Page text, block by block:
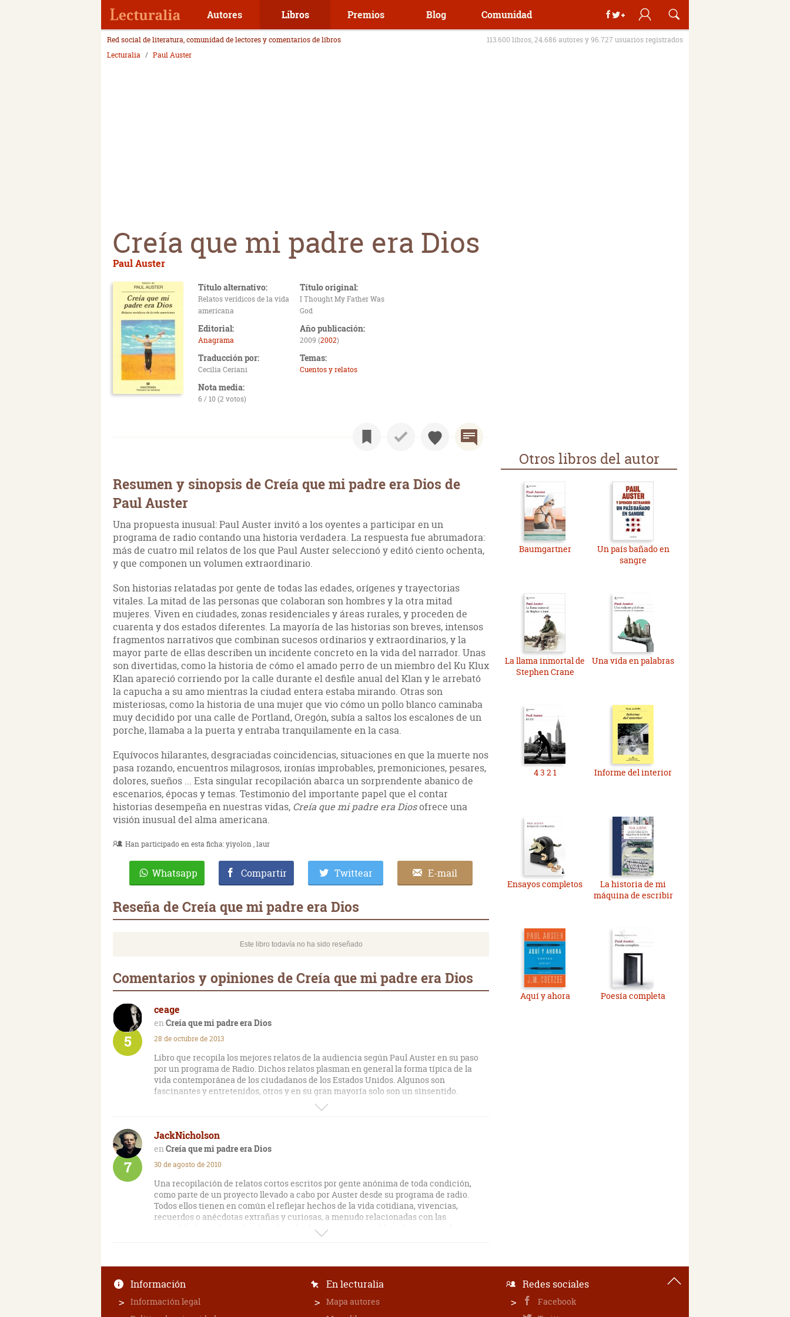
Autores Libros Premios Blog Comunidad
Red social de literatura, comunidad de lectores y comentarios de libros
113.600 libros, 24.686 autores y 96.727 usuarios registrados
Lecturalia
Paul Auster
Creía que mi padre era Dios
Paul Auster
Título alternativo:
Relatos verídicos de la vida
americana
Título original:
I Thought My Father Was
God
Editorial:
Anagrama
Año publicación:
2009 (2002)
Traducción por:
Cecilia Ceriani
Temas:
Cuentos y relatos
Nota media:
6 / 10 (2 votos)
Resumen y sinopsis de Creía que mi padre era Dios de
Paul Auster
Una propuesta inusual: Paul Auster invitó a los oyentes a participar en un
programa de radio contando una historia verdadera. La respuesta fue abrumadora:
más de cuatro mil relatos de los que Paul Auster seleccionó y editó ciento ochenta,
y que componen un volumen extraordinario.
Son historias relatadas por gente de todas las edades, orígenes y trayectorias
vitales. La mitad de las personas que colaboran son hombres y la otra mitad
mujeres. Viven en ciudades, zonas residenciales y áreas rurales, y proceden de
cuarenta y dos estados diferentes. La mayoría de las historias son breves, intensos
fragmentos narrativos que combinan sucesos ordinarios y extraordinarios, y la
mayor parte de ellas describen un incidente concreto en la vida del narrador. Unas
son divertidas, como la historia de cómo el amado perro de un miembro del Ku Klux
Klan apareció corriendo por la calle durante el desfile anual del Klan y le arrebató
la capucha a su amo mientras la ciudad entera estaba mirando. Otras son
misteriosas, como la historia de una mujer que vio cómo un pollo blanco caminaba
muy decidido por una calle de Portland, Oregón, subía a saltos los escalones de un
porche, llamaba a la puerta y entraba tranquilamente en la casa.
Equívocos hilarantes, desgraciadas coincidencias, situaciones en que la muerte nos
pasa rozando, encuentros milagrosos, ironías improbables, premoniciones, pesares,
dolores, sueños ... Esta singular recopilación abarca un sorprendente abanico de
escenarios, épocas y temas. Testimonio del importante papel que el contar
historias desempeña en nuestras vidas, Creía que mi padre era Diosofrece una
visión inusual del alma americana.
Han participado en esta ficha:yiyolon laur
Whatsapp Compartir Twittear E-mail
Reseña de Creía que mi padre era Dios
Este libro todavía no ha sido reseñado
Comentarios y opiniones de Creía que mi padre era Dios
ceage
Creía que mi padre era Dios
5 28 de octubre de 2013
Libro que recopila los mejores relatos de la audiencia según Paul Auster en su paso
por un programa de Radio. Dichos relatos plasman en general la forma típica de la
vida contemporánea de los ciudadanos de los Estados Unidos. Algunos son
fascinantes y entretenidos, otros y en su gran mayoría solo son un sinsentido.
JackNicholson
Creía que mi padre era Dios
7 30 de agosto de 2010
Una recopilación de relatos cortos escritos por gente anónima de toda condición,
como parte de un proyecto llevado a cabo por Auster desde su programa de radio.
Todos ellos tienen en común el reflejar hechos de la vida cotidiana, vivencias,
recuerdos o anécdotas extrañas y curiosas, a menudo relacionadas con las
casualidades o el azar. Los hay de todas las temáticas posibles, algunos son duros y
tristes, otros son entrañables, y también hay muchos que pueden arrancarle a uno
leerlo del tirón, lo recomendaría para alternarlo con otros libros.
Otros libros del autor
Baumgartner
Un país bañado en
sangre
La llama inmortal de
Stephen Crane
Una vida en palabras
4 3 2 1 Informe del interior
Ensayos completos
La historia de mi
máquina de escribir
Aquí y ahora Poesía completa
Información
Información legal
En lecturalia
Mapa autores
Redes sociales
Facebook